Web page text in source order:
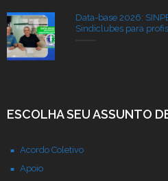
Data-base 2026:
Sindiclubes para
ESCOLHA SEU ASSUNTO
Acordo Coletivo
Apoio